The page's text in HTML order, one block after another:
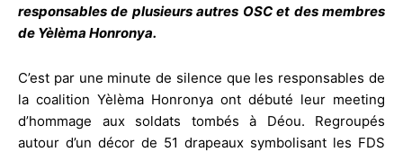
responsables de plusieurs autres OSC et des membres
de Yèlèma Honronya.
C’est par une minute de silence que les responsables de
la coalition Yèlèma Honronya ont débuté leur meeting
d’hommage aux soldats tombés à Déou. Regroupés
autour d’un décor de 51 drapeaux symbolisant les FDS